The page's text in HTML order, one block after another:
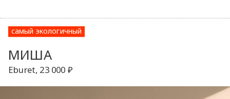
самый экологичный
МИША
Eburet, 23 000 ₽